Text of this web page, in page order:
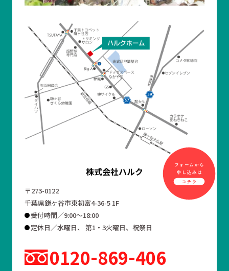
株式会社ハルク
〒273-0122
千葉県鎌ヶ谷市東初富4-36-5 1F
受付時間／9:00～18:00
定休日／水曜日、 第1・3火曜日、祝祭日
0120 869 406